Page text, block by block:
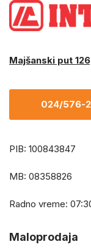
Majšanski put
024/576-
PIB: 100843847
MB: 08358826
Radno vreme:
Maloprodaja